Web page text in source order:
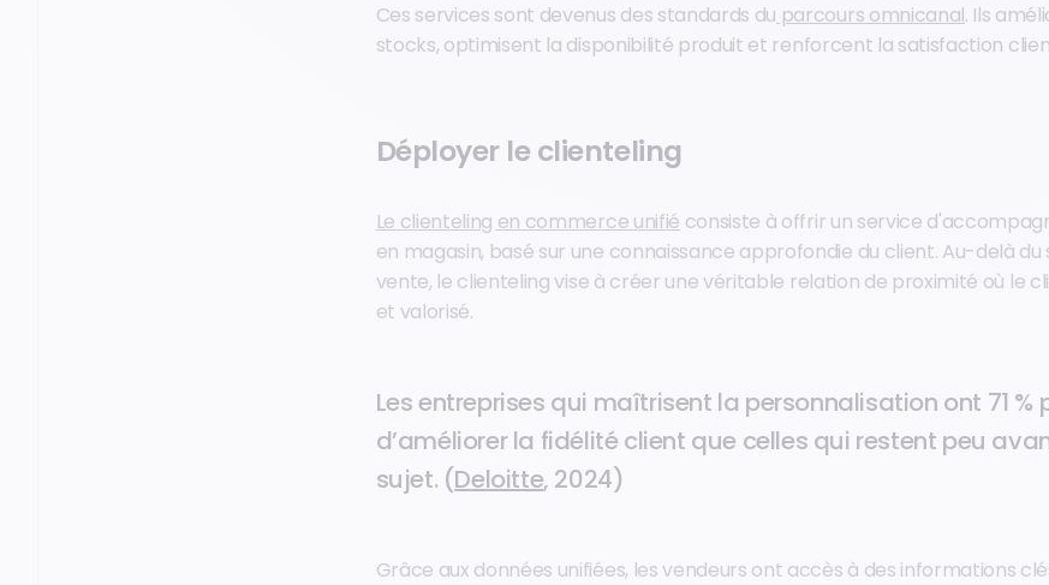
Ces services sont devenus des standards du parcours omnicanal. Ils
stocks, optimisent la disponibilité produit et renforcent la satisfaction
Déployer le clienteling
Le clienteling en commerce unifié consiste à offrir un service
en magasin, basé sur une connaissance approfondie du client. Au-delà du
vente, le clienteling vise à créer une véritable relation de proximité où le
et valorisé.
Les entreprises qui maîtrisent la personnalisation ont 71 %
d’améliorer la fidélité client que celles qui restent peu
sujet. (Deloitte, 2024)
Grâce aux données unifiées, les vendeurs ont accès à des informations